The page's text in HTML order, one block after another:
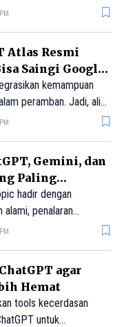
Atlas Resmi
Saingi Google
kemampuan
peramban. Jadi, alih-
berbicara dengan
Gemini, dan
Paling
hadir dengan
penalaran
interaktif. Kenali
agar
Hemat
tools kecerdasan
untuk